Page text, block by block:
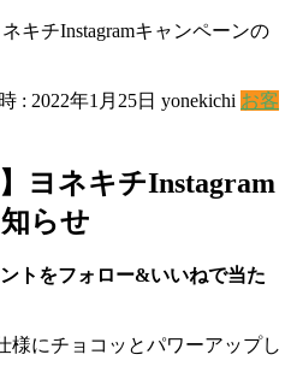
キチInstagramキャンペーンの
: 2022年1月25日 yonekichi お客
ヨネキチInstagram
らせ
トをフォロー&いいねで当た
様にチョコッとパワーアップし